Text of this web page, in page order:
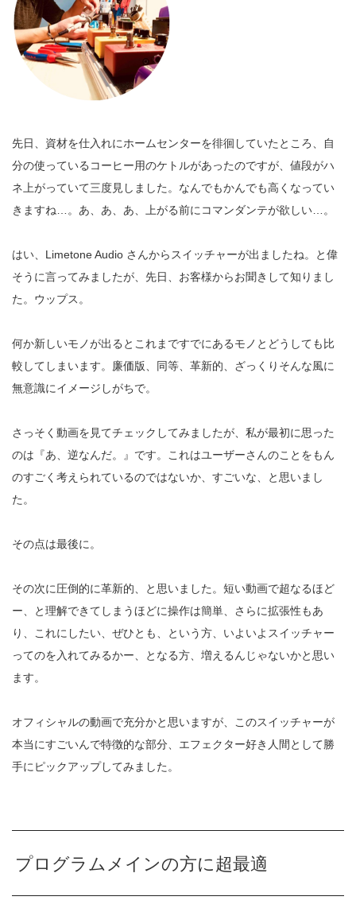
先日、資材を仕入れにホームセンターを徘徊していたところ、自
分の使っているコーヒー用のケトルがあったのですが、値段がハ
ネ上がっていて三度見しました。なんでもかんでも高くなってい
きますね…。あ、あ、あ、上がる前にコマンダンテが欲しい…。
はい、Limetone Audio さんからスイッチャーが出ましたね。と偉
そうに言ってみましたが、先日、お客様からお聞きして知りまし
た。ウップス。
何か新しいモノが出るとこれまですでにあるモノとどうしても比
較してしまいます。廉価版、同等、革新的、ざっくりそんな風に
無意識にイメージしがちで。
さっそく動画を見てチェックしてみましたが、私が最初に思った
のは『あ、逆なんだ。』です。これはユーザーさんのことをもん
のすごく考えられているのではないか、すごいな、と思いまし
た。
その点は最後に。
その次に圧倒的に革新的、と思いました。短い動画で超なるほど
ー、と理解できてしまうほどに操作は簡単、さらに拡張性もあ
り、これにしたい、ぜひとも、という方、いよいよスイッチャー
ってのを入れてみるかー、となる方、増えるんじゃないかと思い
ます。
オフィシャルの動画で充分かと思いますが、このスイッチャーが
本当にすごいんで特徴的な部分、エフェクター好き人間として勝
手にピックアップしてみました。
プログラムメインの方に超最適